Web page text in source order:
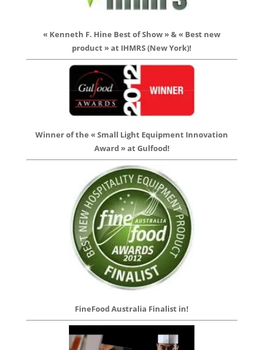
« Kenneth F. Hine Best of Show » & « Best new
product » at IHMRS (New York)!
Winner of the « Small Light Equipment Innovation
Award » at Gulfood!
FineFood Australia Finalist in!